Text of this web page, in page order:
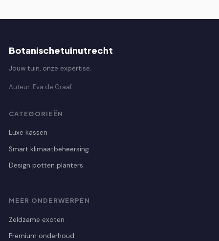
Botanischetuinutrecht
Jouw tuin, onze expertise.
Auteur: Eva de Graaf
CATEGORIEËN
Luxe kassen
Smart klimaatbeheersing
Design potten planters
MEER ONDERWERPEN
Zeldzame exoten
Premium onderhoud